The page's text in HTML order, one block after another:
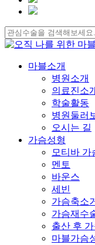
Skip
to
main
content
Close
Menu
마블소개
병원소개
의료진소
학술활동
병원둘러
오시는 길
가슴성형
모티바 가
멘토
바운스
세빈
가슴축소
가슴재수
출산 후
마블가슴